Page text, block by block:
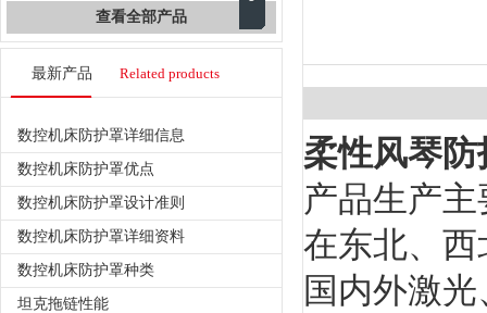
查看全部产品
最新产品 Related products
数控机床防护罩详细信息
数控机床防护罩优点
数控机床防护罩设计准则
数控机床防护罩详细资料
数控机床防护罩种类
坦克拖链性能
柔性风琴
产品生产
在东北、
国内外激